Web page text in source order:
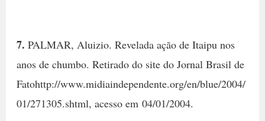
7. PALMAR, Aluizio. Revelada ação de Itaipu nos
anos de chumbo. Retirado do site do Jornal Brasil de
Fatohttp://www.midiaindependente.org/en/blue/2004/
01/271305.shtml, acesso em 04/01/2004.